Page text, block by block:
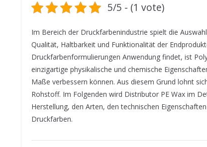
5/5 - (1 vote)
Im Bereich der Druckfarbenindustrie spielt die
Qualität, Haltbarkeit und Funktionalität der
Druckfarbenformulierungen Anwendung findet, ist
einzigartige physikalische und chemische
Maße verbessern können. Aus diesem Grund lohnt
Rohstoff. Im Folgenden wird Distributor PE Wax im
Herstellung, den Arten, den technischen
Druckfarben.